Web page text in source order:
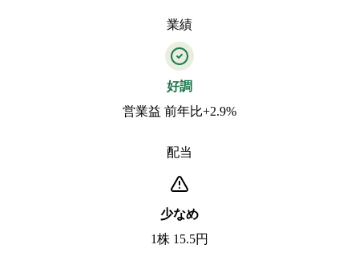
業績
好調
営業益 前年比+2.9%
配当
少なめ
1株 15.5円